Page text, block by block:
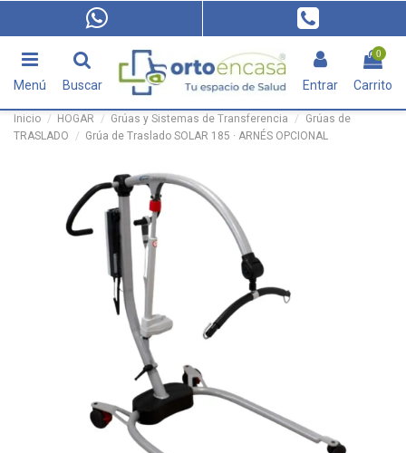
Menú Buscar Entrar
0
Carrito
Inicio HOGAR Grúas y Sistemas de Transferencia
Grúas de
TRASLADO
Grúa de Traslado SOLAR 185 · ARNÉS OPCIONAL